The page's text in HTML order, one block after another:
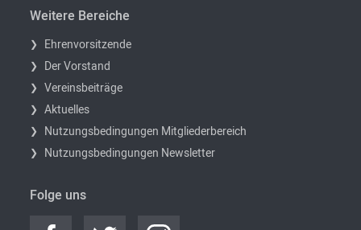
Weitere Bereiche
Ehrenvorsitzende
Der Vorstand
Vereinsbeiträge
Aktuelles
Nutzungsbedingungen Mitgliederbereich
Nutzungsbedingungen Newsletter
Folge uns